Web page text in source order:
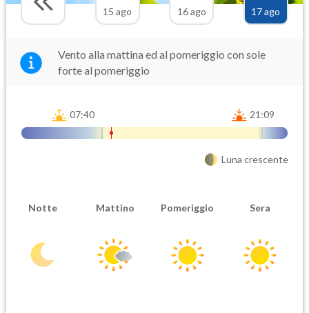
15 ago
16 ago
17 ago
Vento alla mattina ed al pomeriggio con sole
forte al pomeriggio
07:40 21:09
Luna crescente
Notte Mattino Pomeriggio Sera